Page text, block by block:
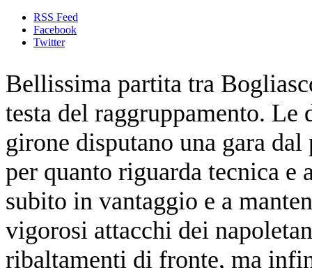
RSS Feed
Facebook
Twitter
Bellissima partita tra
testa del raggruppamento. Le
girone disputano una gara
per quanto riguarda tecnica
subito in vantaggio e a
vigorosi attacchi dei
ribaltamenti di fronte, ma